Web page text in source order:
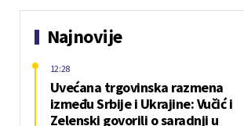
Najnovije
Uvećana trgovinska razmena
između Srbije i Ukrajine: Vučić i
Zelenski govorili o saradnji u
12:28